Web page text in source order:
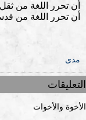
أن تحرر اللغة من
أن تحرر اللغة من
مدى
التعليقات
الأخوة والأخوات